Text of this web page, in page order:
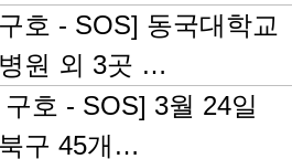
호 - SOS] 동국대학교
원 외 3곳 …
호 - SOS] 3월 24일
구 45개…